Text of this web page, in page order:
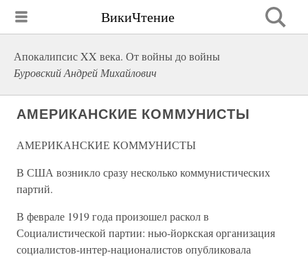
ВикиЧтение
Апокалипсис XX века. От войны до войны
Буровский Андрей Михайлович
АМЕРИКАНСКИЕ КОММУНИСТЫ
АМЕРИКАНСКИЕ КОММУНИСТЫ
В США возникло сразу несколько коммунистических
партий.
В феврале 1919 года произошел раскол в
Социалистической партии: нью-йоркская организация
социалистов-интер-националистов опубликовала